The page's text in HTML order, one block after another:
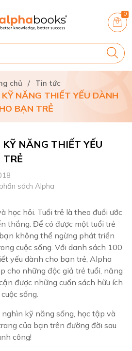
0
chủ / Tin tức
NĂNG THIẾT YẾU DÀNH
BẠN TRẺ
NĂNG THIẾT YẾU
sách Alpha
học hỏi. Tuổi trẻ là theo đuổi ước
thắng. Để có được một tuổi trẻ
không thể ngừng phát triển
cuộc sống. Với danh sách 100
yếu dành cho bạn trẻ, Alpha
cho những độc giả trẻ tuổi, năng
được những cuốn sách hữu ích
sống.
kỹ năng sống, học tập và
của bạn trên đường đời sau
công!